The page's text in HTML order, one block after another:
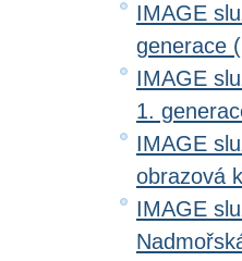
IMAGE
generace
IMAGE
1.
IMAGE
obrazová
IMAGE